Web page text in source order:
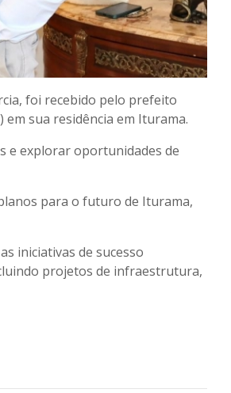
foi recebido pelo prefeito
sua residência em Iturama.
e explorar oportunidades de
para o futuro de Iturama,
iniciativas de sucesso
projetos de infraestrutura,